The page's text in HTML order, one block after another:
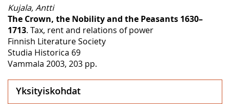
Kujala, Antti
The Crown, the Nobility and the Peasants 1630–
1713. Tax, rent and relations of power
Finnish Literature Society
Studia Historica 69
Vammala 2003, 203 pp.
Yksityiskohdat